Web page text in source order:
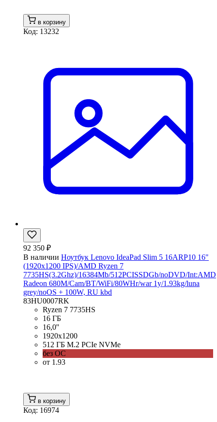
в корзину
Код: 13232
92 350 ₽
В наличии Ноутбук Lenovo IdeaPad Slim 5 16ARP10 16"
(1920x1200 IPS)/AMD Ryzen 7
7735HS(3.2Ghz)/16384Mb/512PCISSDGb/noDVD/Int:AMD
Radeon 680M/Cam/BT/WiFi/80WHr/war 1y/1.93kg/luna
grey/noOS + 100W, RU kbd
83HU0007RK
Ryzen 7 7735HS
16 ГБ
16,0''
1920x1200
512 ГБ M.2 PCIe NVMe
без ОС
от 1.93
в корзину
Код: 16974